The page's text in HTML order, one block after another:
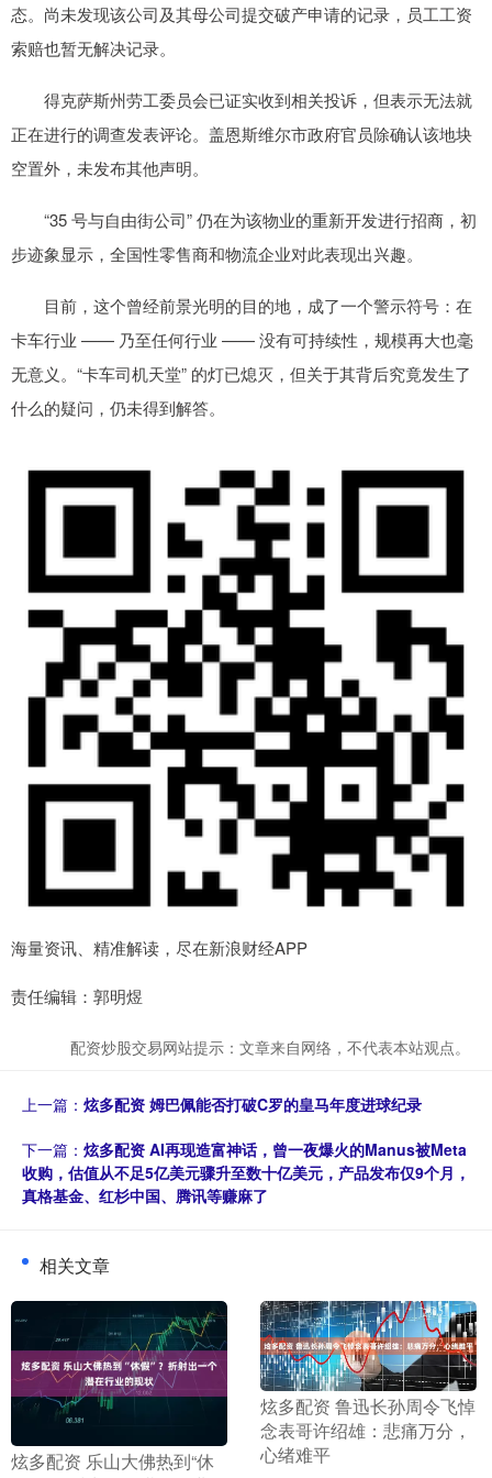
态。尚未发现该公司及其母公司提交破产申请的记录，员工工资
索赔也暂无解决记录。
得克萨斯州劳工委员会已证实收到相关投诉，但表示无法就
正在进行的调查发表评论。盖恩斯维尔市政府官员除确认该地块
空置外，未发布其他声明。
“35 号与自由街公司” 仍在为该物业的重新开发进行招商，初
步迹象显示，全国性零售商和物流企业对此表现出兴趣。
目前，这个曾经前景光明的目的地，成了一个警示符号：在
卡车行业 —— 乃至任何行业 —— 没有可持续性，规模再大也毫
无意义。“卡车司机天堂” 的灯已熄灭，但关于其背后究竟发生了
什么的疑问，仍未得到解答。
海量资讯、精准解读，尽在新浪财经APP
责任编辑：郭明煜
配资炒股交易网站提示：文章来自网络，不代表本站观点。
上一篇： 炫多配资 姆巴佩能否打破C罗的皇马年度进球纪录
下一篇： 炫多配资 AI再现造富神话，曾一夜爆火的Manus被Meta
收购，估值从不足5亿美元骤升至数十亿美元，产品发布仅9个月，
真格基金、红杉中国、腾讯等赚麻了
相关文章
​炫多配资 乐山大佛热到“休
​炫多配资 鲁迅长孙周令飞悼
念表哥许绍雄：悲痛万分，
心绪难平